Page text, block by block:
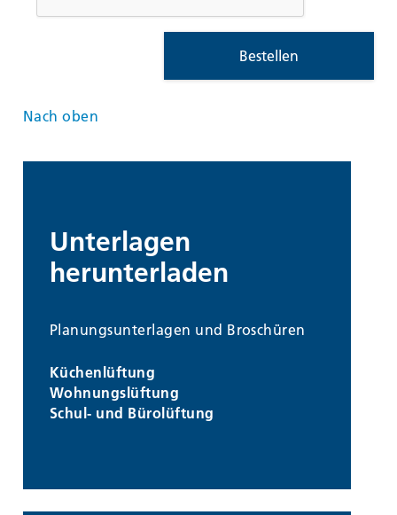
Bestellen
Nach oben
Unterlagen
herunterladen
Planungsunterlagen und Broschüren
Küchenlüftung
Wohnungslüftung
Schul- und Bürolüftung